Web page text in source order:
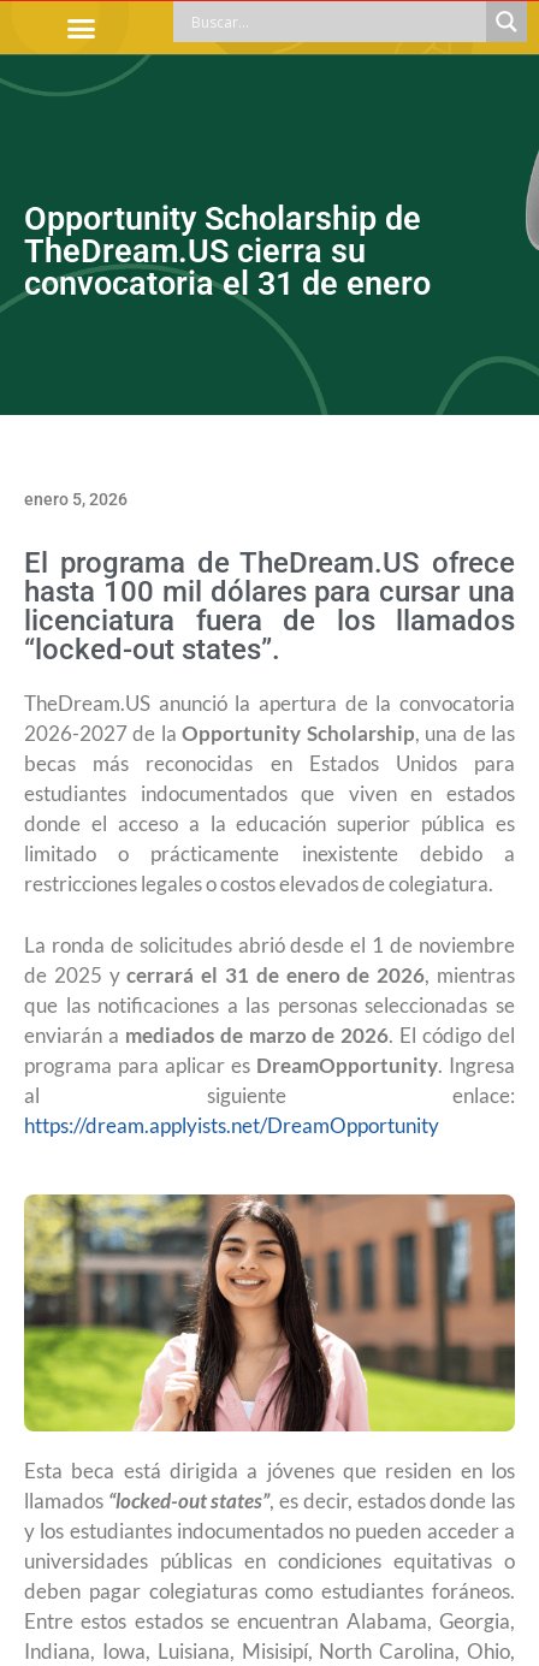
Opportunity Scholarship de
TheDream.US cierra su
convocatoria el 31 de enero
enero 5, 2026
El programa de TheDream.US ofrece
hasta 100 mil dólares para cursar una
licenciatura fuera de los llamados
“locked-out states”.
TheDream.US anunció la apertura de la convocatoria
2026-2027 de laOpportunity Scholarship, una de las
becas más reconocidas en Estados Unidos para
estudiantes indocumentados que viven en estados
donde el acceso a la educación superior pública es
limitado o prácticamente inexistente debido a
restricciones legales o costos elevados de colegiatura.
La ronda de solicitudes abrió desde el 1 de noviembre
de 2025 ycerrará el 31 de enero de 2026, mientras
que las notificaciones a las personas seleccionadas se
enviarán a mediados de marzo de 2026. El código del
programa para aplicar es DreamOpportunity. Ingresa
al siguiente enlace:
https://dream.applyists.net/DreamOpportunity
Esta beca está dirigida a jóvenes que residen en los
llamados “locked-out states”, es decir, estados donde las
y los estudiantes indocumentados no pueden acceder a
universidades públicas en condiciones equitativas o
deben pagar colegiaturas como estudiantes foráneos.
Entre estos estados se encuentran Alabama, Georgia,
Indiana, Iowa, Luisiana, Misisipí, North Carolina, Ohio,